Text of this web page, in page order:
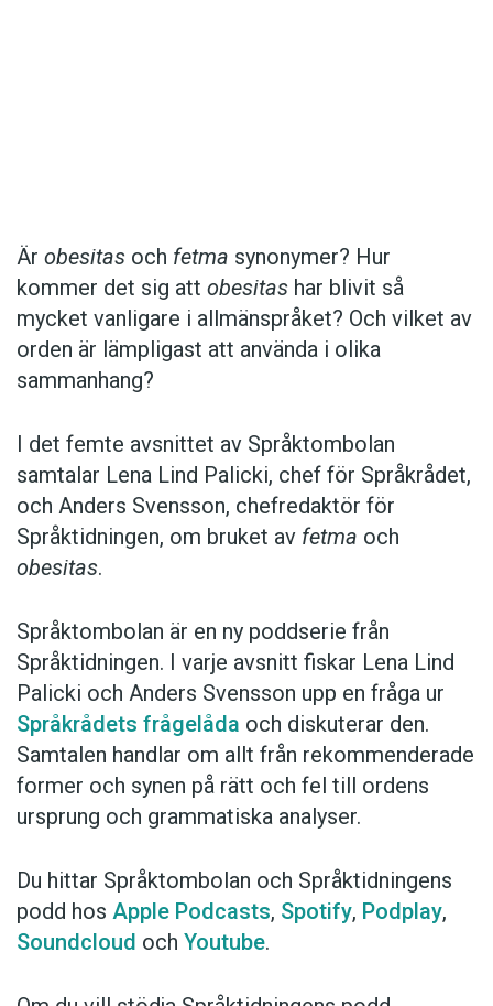
Hantera cookie-inställningar
Är obesitas och fetma synonymer? Hur
kommer det sig att obesitas har blivit så
mycket vanligare i allmänspråket? Och vilket av
orden är lämpligast att använda i olika
sammanhang?
I det femte avsnittet av Språktombolan
samtalar Lena Lind Palicki, chef för Språkrådet,
och Anders Svensson, chefredaktör för
Språktidningen, om bruket av fetma och
obesitas.
Språktombolan är en ny poddserie från
Språktidningen. I varje avsnitt fiskar Lena Lind
Palicki och Anders Svensson upp en fråga ur
Språkrådets frågelåda och diskuterar den.
Samtalen handlar om allt från rekommenderade
former och synen på rätt och fel till ordens
ursprung och grammatiska analyser.
Du hittar Språktombolan och Språktidningens
podd hos Apple Podcasts, Spotify, Podplay,
Soundcloud och Youtube.